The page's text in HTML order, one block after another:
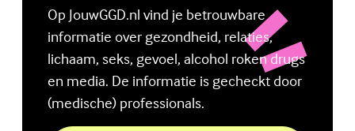
Op JouwGGD.nl vind je betrouwbare
informatie over gezondheid, relaties,
lichaam, seks, gevoel, alcohol roken drugs
en media. De informatie is gecheckt door
(medische) professionals.